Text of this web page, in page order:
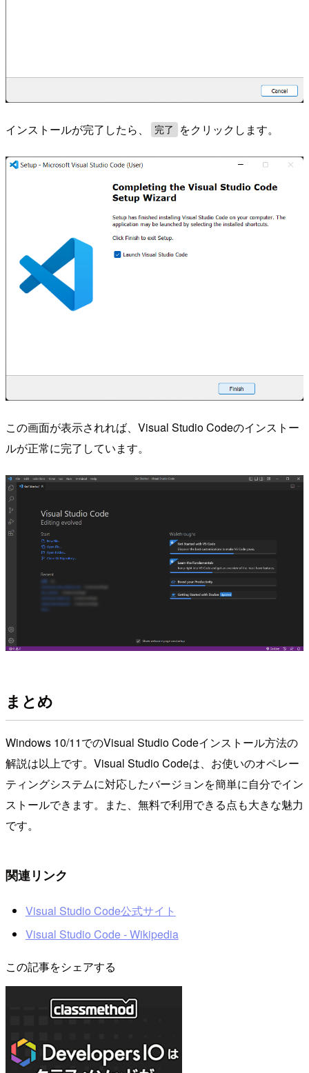
インストールが完了したら、 完了 をクリックします。
この画面が表示されれば、Visual Studio Codeのインストー
ルが正常に完了しています。
まとめ
Windows 10/11でのVisual Studio Codeインストール方法の
解説は以上です。Visual Studio Codeは、お使いのオペレー
ティングシステムに対応したバージョンを簡単に自分でイン
ストールできます。また、無料で利用できる点も大きな魅力
です。
関連リンク
Visual Studio Code公式サイト
Visual Studio Code - Wikipedia
この記事をシェアする